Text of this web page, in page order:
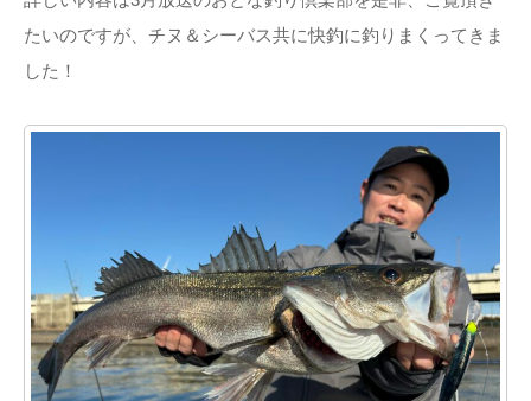
たいのですが、チヌ＆シーバス共に快釣に釣りまくってきま
した！